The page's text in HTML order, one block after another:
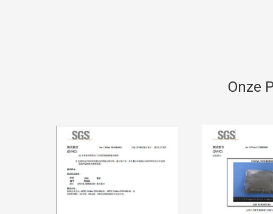
Onze